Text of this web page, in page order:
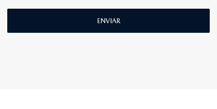
ENVIAR